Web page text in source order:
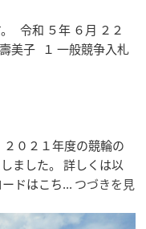
令和 ５年 ６月 ２２
美子 １ 一般競争入札
０２１年度の競輪の
ました。 詳しくは以
ドはこち... つづきを見